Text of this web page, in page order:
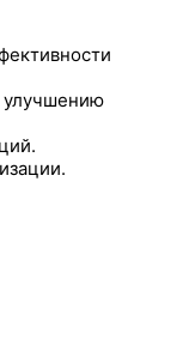
улучшению